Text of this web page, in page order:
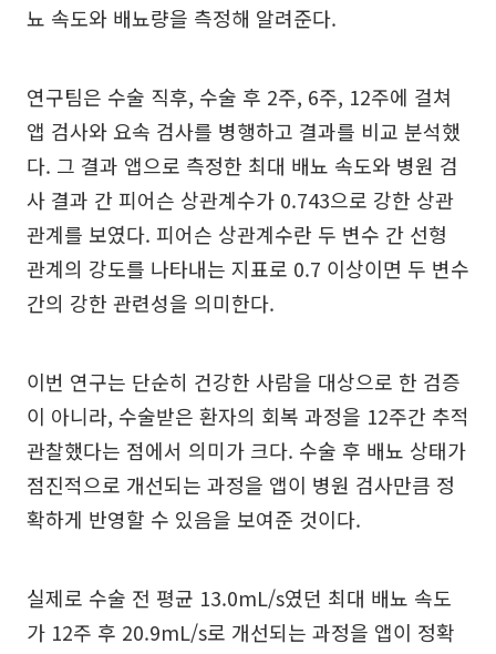
뇨 속도와 배뇨량을 측정해 알려준다.
연구팀은 수술 직후, 수술 후 2주, 6주, 12주에 걸쳐
앱 검사와 요속 검사를 병행하고 결과를 비교 분석했
다. 그 결과 앱으로 측정한 최대 배뇨 속도와 병원 검
사 결과 간 피어슨 상관계수가 0.743으로 강한 상관
관계를 보였다. 피어슨 상관계수란 두 변수 간 선형
관계의 강도를 나타내는 지표로 0.7 이상이면 두 변수
간의 강한 관련성을 의미한다.
이번 연구는 단순히 건강한 사람을 대상으로 한 검증
이 아니라, 수술받은 환자의 회복 과정을 12주간 추적
관찰했다는 점에서 의미가 크다. 수술 후 배뇨 상태가
점진적으로 개선되는 과정을 앱이 병원 검사만큼 정
확하게 반영할 수 있음을 보여준 것이다.
실제로 수술 전 평균 13.0mL/s였던 최대 배뇨 속도
가 12주 후 20.9mL/s로 개선되는 과정을 앱이 정확